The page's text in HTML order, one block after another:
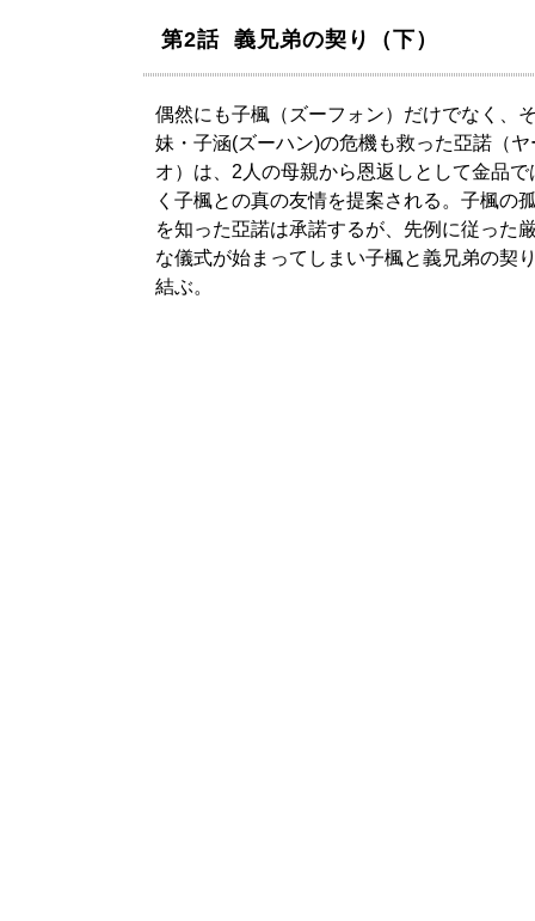
第2話 義兄弟の契り（下）
偶然にも子楓（ズーフォン）だけでなく、
妹・子涵(ズーハン)の危機も救った亞諾（ヤ
オ）は、2人の母親から恩返しとして金品で
く子楓との真の友情を提案される。子楓の
を知った亞諾は承諾するが、先例に従った
な儀式が始まってしまい子楓と義兄弟の契
結ぶ。